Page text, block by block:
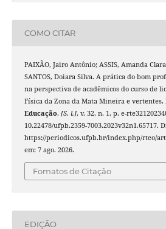
COMO CITAR
PAIXÃO, Jairo Antônio; ASSIS, Amanda
SANTOS, Doiara Silva. A prática do bom
na perspectiva de acadêmicos do curso de
Física da Zona da Mata Mineira e vertentes.
Educação, [S. l.], v. 32, n. 1, p. e-
10.22478/ufpb.2359-7003.2023v32n1.65717.
https://periodicos.ufpb.br/index.php/rteo/
em: 7 ago. 2026.
Fomatos de Citação
EDIÇÃO